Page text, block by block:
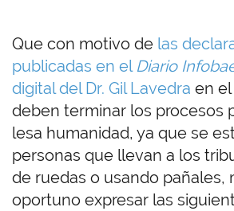
Que con motivo de las
publicadas en el Diario
digital del Dr. Gil Lavedra en
deben terminar los procesos
lesa humanidad, ya que se
personas que llevan a los
de ruedas o usando pañales,
oportuno expresar las